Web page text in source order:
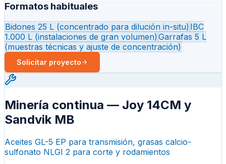
Formatos habituales
Bidones 25 L (concentrado para dilución in-situ) IBC
1.000 L (instalaciones de gran volumen)Garrafas 5 L
(muestras técnicas y ajuste de concentración)
Solicitar proyecto
Minería continua — Joy 14CM y
Sandvik MB
Aceites GL-5 EP para transmisión, grasas calcio-
sulfonato NLGI 2 para corte y rodamientos